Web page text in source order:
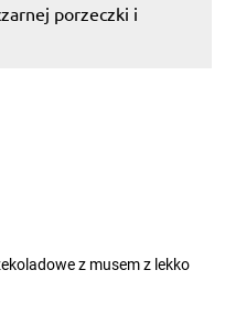
porzeczki i
z musem z lekko